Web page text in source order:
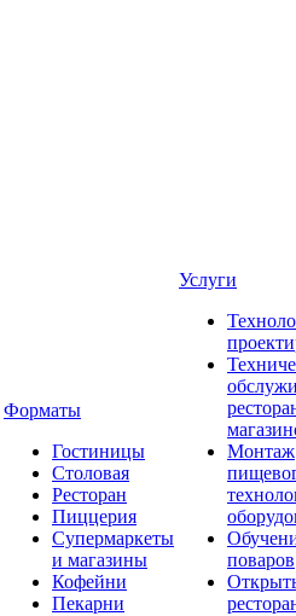
Форматы
Гостиницы
Столовая
Ресторан
Пиццерия
Супермаркеты
и магазины
Кофейни
Пекарни
Услуги
Монтаж
поваров